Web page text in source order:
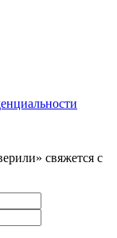
свяжется с